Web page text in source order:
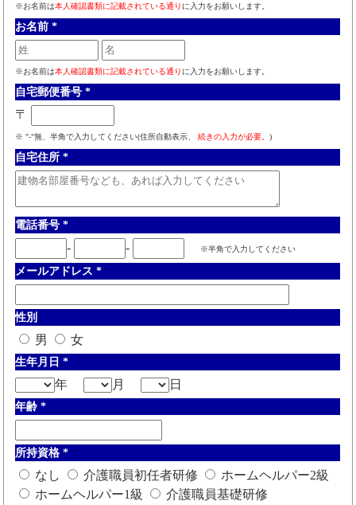
※お名前は本人確認書類に記載されている通り に入力をお願いします。
お名前 *
※お名前は本人確認書類に記載されている通り に入力をお願いします。
自宅郵便番号 *
〒
※ "-"無、半角で入力してください(住所自動表示、 続きの入力が必要。 )
自宅住所 *
電話番号 *
- - ※半角で入力してください
メールアドレス *
性別
男 女
生年月日 *
年 月 日
年齢 *
所持資格 *
なし 介護職員初任者研修
ホームヘルパー2級
ホームヘルパー1級
介護職員基礎研修